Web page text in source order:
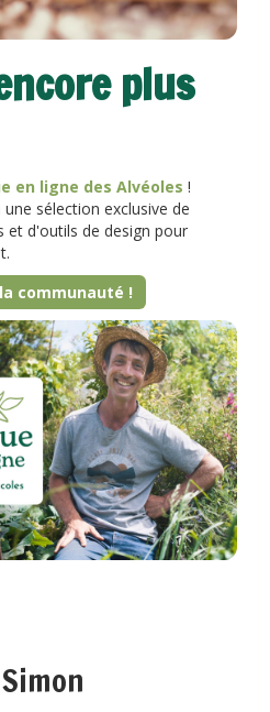
plus
en ligne des Alvéoles !
sélection exclusive de
et d'outils de design pour
communauté !